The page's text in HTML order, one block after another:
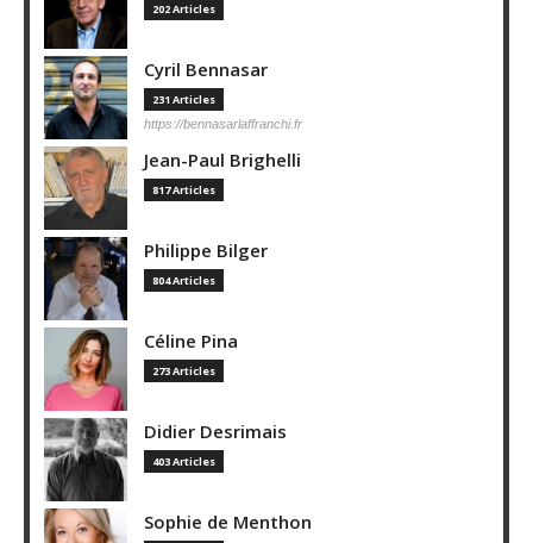
202 Articles
Cyril Bennasar
231 Articles
https://bennasarlaffranchi.fr
Jean-Paul Brighelli
817 Articles
Philippe Bilger
804 Articles
Céline Pina
273 Articles
Didier Desrimais
403 Articles
Sophie de Menthon